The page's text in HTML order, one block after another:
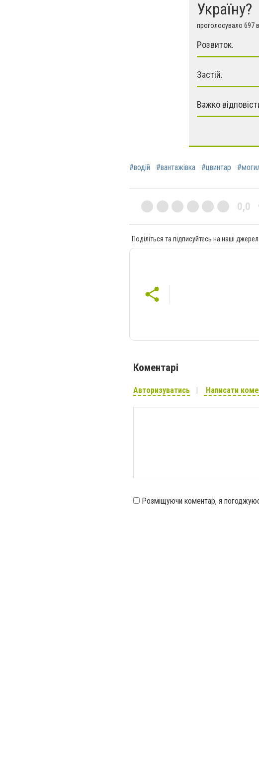
Україну?
проголосувало 697
Розвиток.
Застій.
Важко
#водій #вантажівка #цвинтар
0,0
Поділіться та підписуйтесь на наші
Коментарі
Авторизуватись Написати
Розміщуючи коментар, я